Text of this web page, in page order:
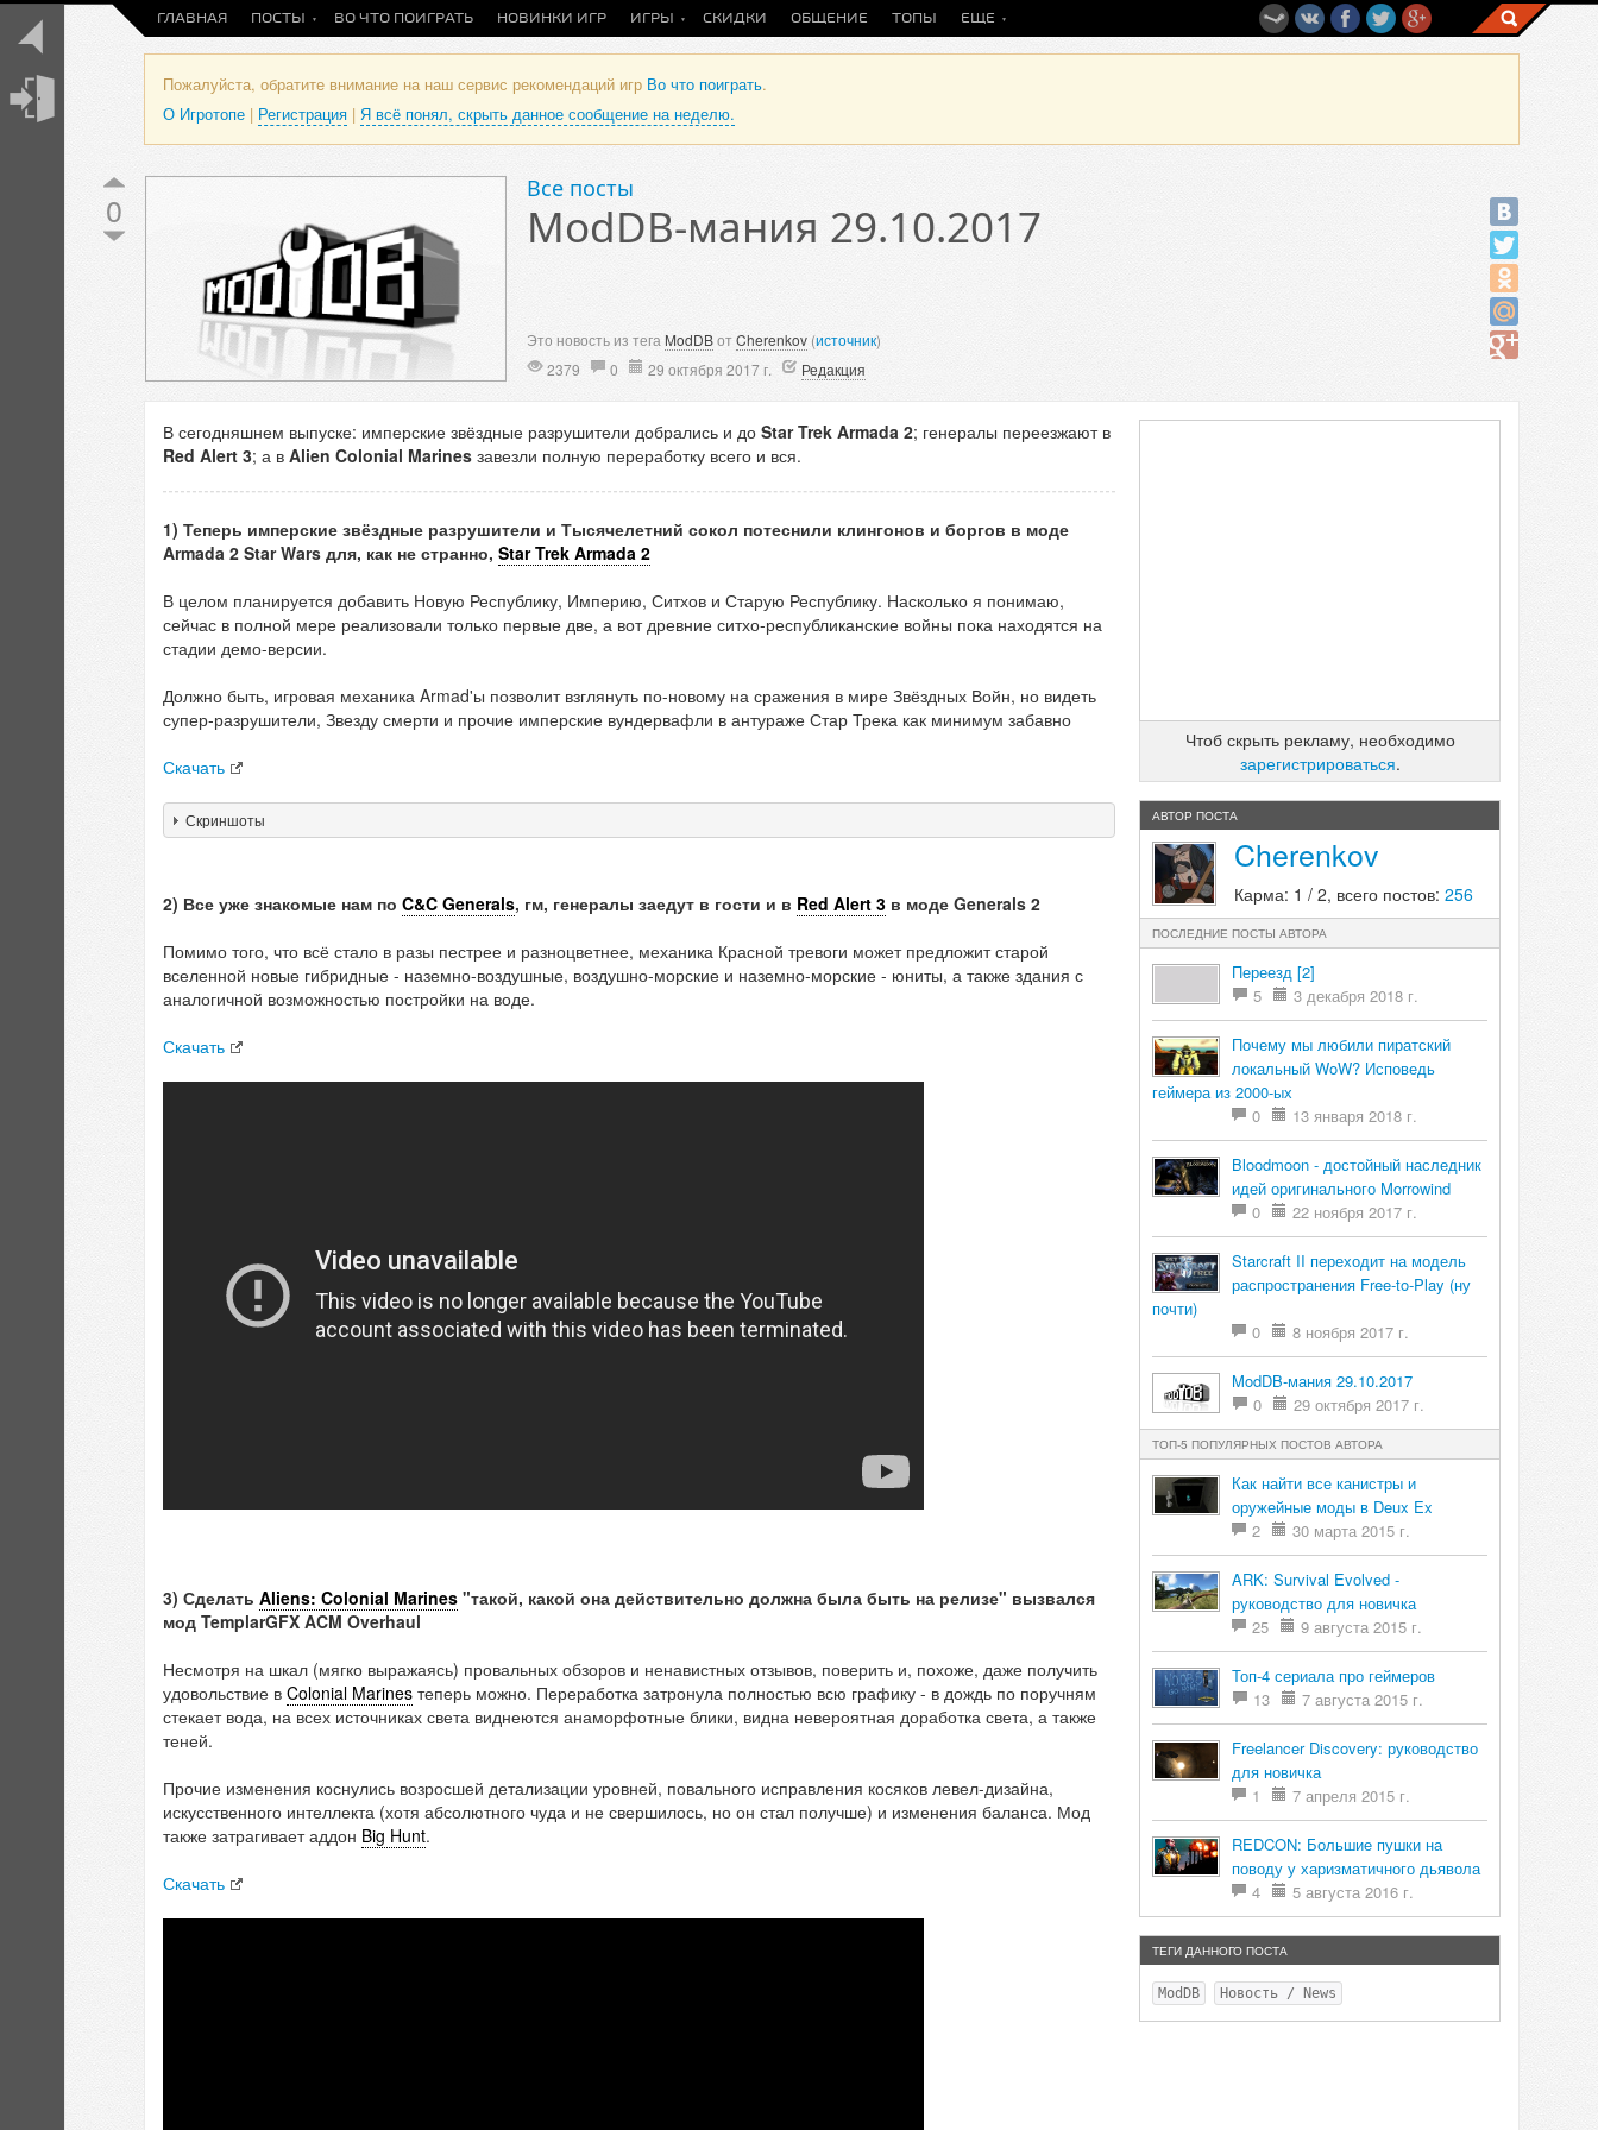
ГЛАВНАЯ ПОСТЫ ВО ЧТО ПОИГРАТЬ НОВИНКИ ИГР ИГРЫ СКИДКИ ОБЩЕНИЕ ТОПЫ ЕЩЕ
Пожалуйста, обратите внимание на наш сервис рекомендаций игр Во что поиграть.
О Игротопе | Регистрация | Я всё понял, скрыть данное сообщение на неделю.
0 Все посты
ModDB-мания 29.10.2017
Это новость из тега ModDBотCherenkov (источник)
2379
0 29 октября 2017 г. Редакция
В сегодняшнем выпуске: имперские звёздные разрушители добрались и до Star Trek Armada 2; генералы переезжают в
Red Alert 3; а в Alien Colonial Marines завезли полную переработку всего и вся.
1) Теперь имперские звёздные разрушители и Тысячелетний сокол потеснили клингонов и боргов в моде
Armada 2 Star Wars для, как не странно, Star Trek Armada 2
В целом планируется добавить Новую Республику, Империю, Ситхов и Старую Республику. Насколько я понимаю,
сейчас в полной мере реализовали только первые две, а вот древние ситхо-республиканские войны пока находятся на
стадии демо-версии.
Должно быть, игровая механика Armad'ы позволит взглянуть по-новому на сражения в мире Звёздных Войн, но видеть
супер-разрушители, Звезду смерти и прочие имперские вундервафли в антураже Стар Трека как минимум забавно
Скачать
Скриншоты
2) Все уже знакомые нам по C&C Generals, гм, генералы заедут в гости и в Red Alert 3 в моде Generals 2
Помимо того, что всё стало в разы пестрее и разноцветнее, механика Красной тревоги может предложит старой
вселенной новые гибридные - наземно-воздушные, воздушно-морские и наземно-морские - юниты, а также здания с
аналогичной возможностью постройки на воде.
Скачать
3) Сделать Aliens: Colonial Marines "такой, какой она действительно должна была быть на релизе" вызвался
мод TemplarGFX ACM Overhaul
Несмотря на шкал (мягко выражаясь) провальных обзоров и ненавистных отзывов, поверить и, похоже, даже получить
удовольствие в Colonial Marines теперь можно. Переработка затронула полностью всю графику - в дождь по поручням
стекает вода, на всех источниках света виднеются анаморфотные блики, видна невероятная доработка света, а также
теней.
Прочие изменения коснулись возросшей детализации уровней, повального исправления косяков левел-дизайна,
искусственного интеллекта (хотя абсолютного чуда и не свершилось, но он стал получше) и изменения баланса. Мод
также затрагивает аддон Big Hunt.
Скачать
Чтоб скрыть рекламу, необходимо
зарегистрироваться.
АВТОР ПОСТА
Cherenkov
Карма: 1 / 2, всего постов: 256
ПОСЛЕДНИЕ ПОСТЫ АВТОРА
Переезд [2]
5
3 декабря 2018 г.
Почему мы любили пиратский
локальный WoW? Исповедь
геймера из 2000-ых
0
13 января 2018 г.
Bloodmoon - достойный наследник
идей оригинального Morrowind
0
22 ноября 2017 г.
Starcraft II переходит на модель
распространения Free-to-Play (ну
почти)
0
8 ноября 2017 г.
ModDB-мания 29.10.2017
0
29 октября 2017 г.
ТОП-5 ПОПУЛЯРНЫХ ПОСТОВ АВТОРА
Как найти все канистры и
оружейные моды в Deux Ex
2
30 марта 2015 г.
ARK: Survival Evolved -
руководство для новичка
25
9 августа 2015 г.
Топ-4 сериала про геймеров
13
7 августа 2015 г.
Freelancer Discovery: руководство
для новичка
1
7 апреля 2015 г.
REDCON: Большие пушки на
поводу у харизматичного дьявола
4
5 августа 2016 г.
ТЕГИ ДАННОГО ПОСТА
ModDB Новость / News